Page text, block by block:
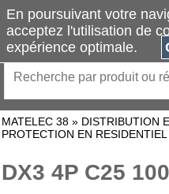
MATELEC 38 » DISTRIBUTION
PROTECTION EN
DX3 4P C25
En poursuivant votre
acceptez l'utilisation de
expérience optimale.